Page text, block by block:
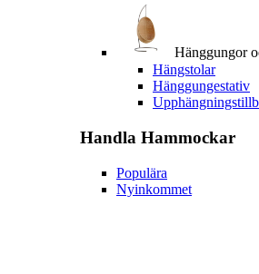
Hänggungor
Hängstolar
Hänggungestativ
Handla Hammockar
Populära
Nyinkommet